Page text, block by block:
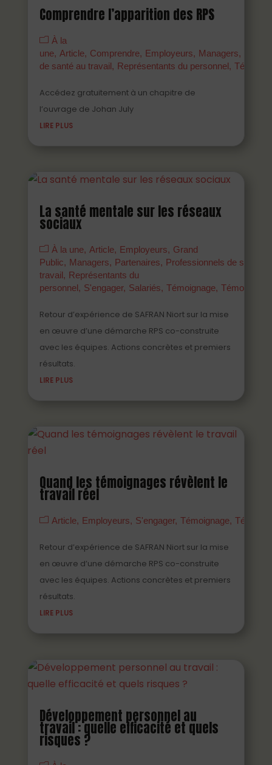
Comprendre l’apparition des RPS
À la
une
Article Comprendre Employeurs Managers
de santé au travail
Représentants du personnel
Accédez gratuitement à un chapitre de
l’ouvrage de Johan July
LIRE PLUS
La santé mentale sur les réseaux
sociaux
À la une Article Employeurs
Grand
Public
Managers Partenaires
Professionnels de santé
travail
Représentants du
personnel
S'engager Salariés Témoignage Témoigner
Retour d’expérience de SAFRAN Niort sur la mise
en œuvre d’une démarche RPS co-construite
avec les équipes. Actions concrètes et premiers
résultats.
LIRE PLUS
Quand les témoignages révèlent le
travail réel
Article Employeurs S'engager Témoignage
Retour d’expérience de SAFRAN Niort sur la mise
en œuvre d’une démarche RPS co-construite
avec les équipes. Actions concrètes et premiers
résultats.
LIRE PLUS
Développement personnel au
travail : quelle efficacité et quels
risques ?